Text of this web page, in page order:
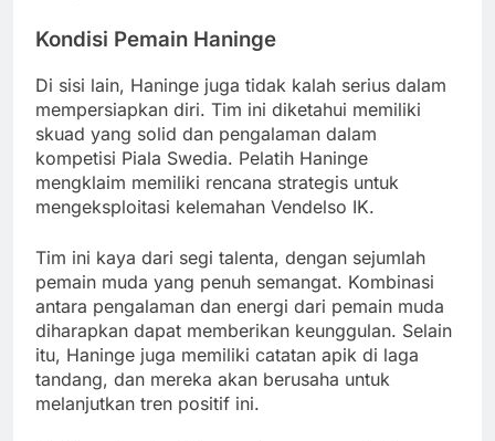
Kondisi Pemain Haninge
Di sisi lain, Haninge juga tidak kalah serius dalam
mempersiapkan diri. Tim ini diketahui memiliki
skuad yang solid dan pengalaman dalam
kompetisi Piala Swedia. Pelatih Haninge
mengklaim memiliki rencana strategis untuk
mengeksploitasi kelemahan Vendelso IK.
Tim ini kaya dari segi talenta, dengan sejumlah
pemain muda yang penuh semangat. Kombinasi
antara pengalaman dan energi dari pemain muda
diharapkan dapat memberikan keunggulan. Selain
itu, Haninge juga memiliki catatan apik di laga
tandang, dan mereka akan berusaha untuk
melanjutkan tren positif ini.